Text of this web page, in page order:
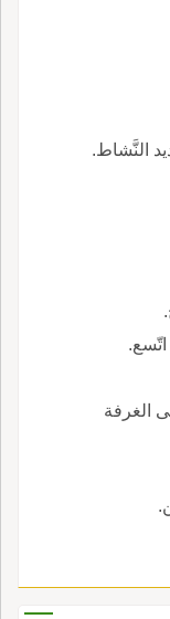
النَّشاط.
الغرفة